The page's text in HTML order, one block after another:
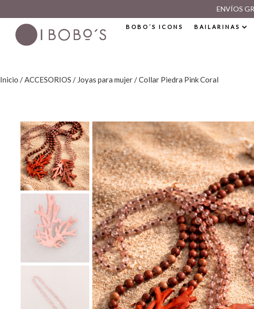
ENVÍOS
BOBO´S ICONS BAILARINAS
Inicio /ACCESORIOS / Joyas para mujer/ Collar Piedra Pink Coral